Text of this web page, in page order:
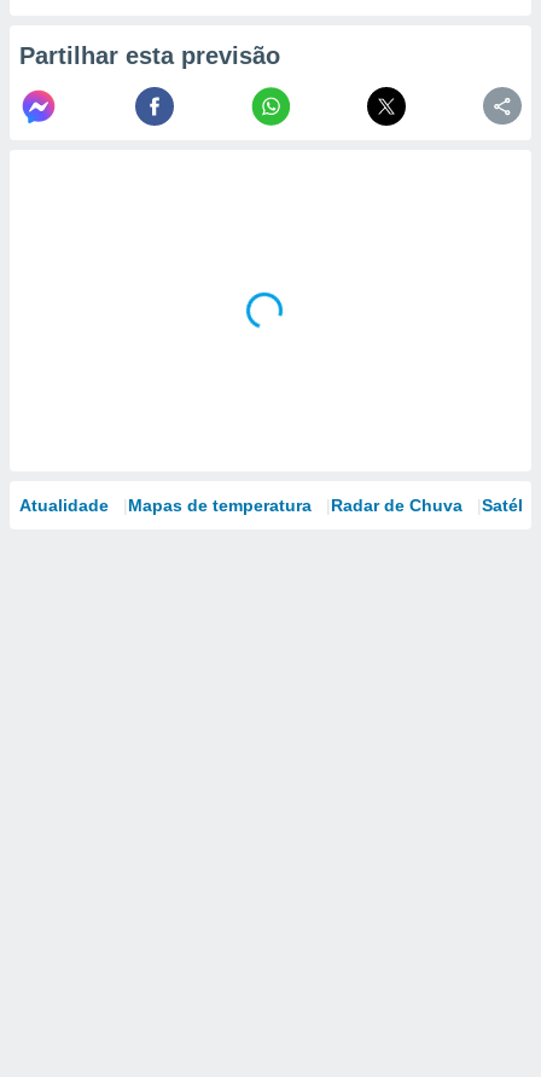
Partilhar esta previsão
Atualidade Mapas de temperatura Radar de Chuva